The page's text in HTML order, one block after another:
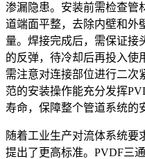
渗漏隐患。安装前需检查管
道端面平整，去除内壁和外
量。焊接完成后，需保证接
的反弹，待冷却后再投入使
需注意对连接部位进行二次
范的安装操作能充分发挥
寿命，保障整个管道系统的
随着工业生产对流体系统要
提出了更高标准。PVDF三